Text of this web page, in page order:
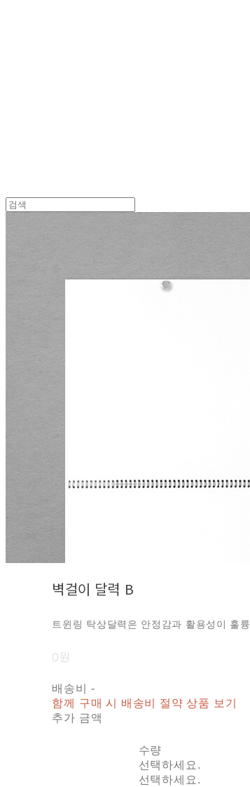
벽걸이 달력 B
트윈링 탁상달력은 안정감과 활용성이 훌
0원
배송비 -
함께 구매 시 배송비 절약 상품 보기
추가 금액
수량
선택하세요.
선택하세요.